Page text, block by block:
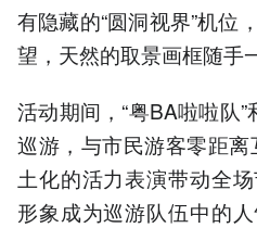
有隐藏的“圆洞视界”机位
望，天然的取景画框随手
活动期间，“粤BA啦啦队
巡游，与市民游客零距
土化的活力表演带动全
形象成为巡游队伍中的